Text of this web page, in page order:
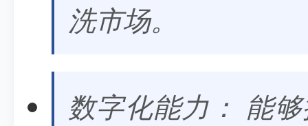
洗市场。
数字化能力： 能